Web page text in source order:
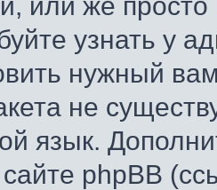
узнать у
нужный
не
язык.
phpBB